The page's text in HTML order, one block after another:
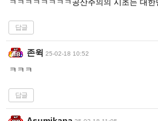
ㅋㅋㅋㅋㅋㅋㅋㅋ공산주의의 시초는 대
답글
존윅 25-02-18 10:52
ㅋㅋㅋ
답글